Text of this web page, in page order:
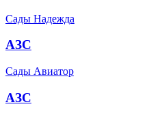
Сады Надежда
АЗС
Сады Авиатор
АЗС